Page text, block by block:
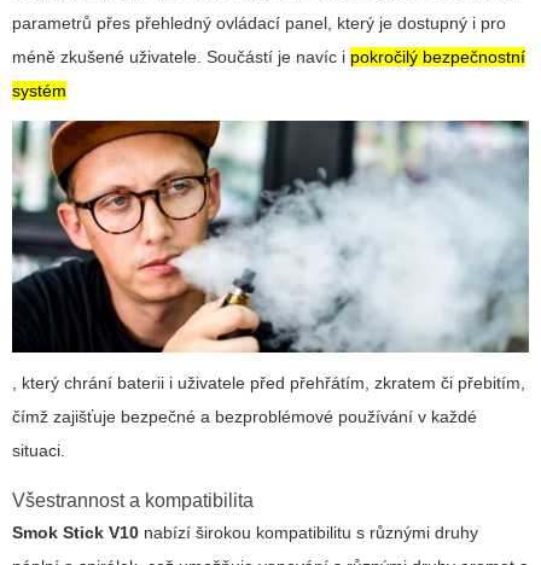
parametrů přes přehledný ovládací panel, který je dostupný i pro
méně zkušené uživatele. Součástí je navíc i pokročilý bezpečnostní
systém
, který chrání baterii i uživatele před přehřátím, zkratem či přebitím,
čímž zajišťuje bezpečné a bezproblémové používání v každé
situaci.
Všestrannost a kompatibilita
Smok Stick V10 nabízí širokou kompatibilitu s různými druhy